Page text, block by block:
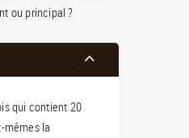
ou principal ?
qui contient 20
mêmes la